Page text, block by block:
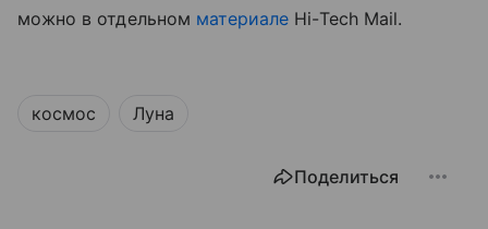
можно в отдельном материале Hi-Tech Mail.
космос Луна
Поделиться